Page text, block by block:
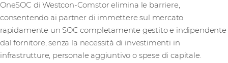
OneSOC di Westcon-Comstor elimina le barriere,
consentendo ai partner di immettere sul mercato
rapidamente un SOC completamente gestito e indipendente
dal fornitore, senza la necessità di investimenti in
infrastrutture, personale aggiuntivo o spese di capitale.